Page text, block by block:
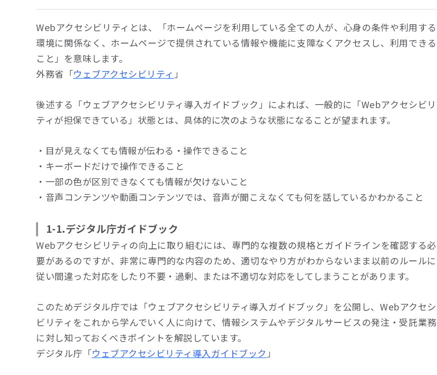
Webアクセシビリティとは、「ホームページを利用している全ての人が、心身の条件や利用する
環境に関係なく、ホームページで提供されている情報や機能に支障なくアクセスし、利用できる
こと」を意味します。
外務省「ウェブアクセシビリティ 」
後述する「ウェブアクセシビリティ導入ガイドブック」によれば、一般的に「Webアクセシビリ
ティが担保できている」状態とは、具体的に次のような状態になることが望まれます。
・目が見えなくても情報が伝わる・操作できること
・キーボードだけで操作できること
・一部の色が区別できなくても情報が欠けないこと
・音声コンテンツや動画コンテンツでは、音声が聞こえなくても何を話しているかわかること
1-1.デジタル庁ガイドブック
Webアクセシビリティの向上に取り組むには、専門的な複数の規格とガイドラインを確認する必
要があるのですが、非常に専門的な内容のため、適切なやり方がわからないまま以前のルールに
従い間違った対応をしたり不要・過剰、または不適切な対応をしてしまうことがあります。
このためデジタル庁では「ウェブアクセシビリティ導入ガイドブック」を公開し、Webアクセシ
ビリティをこれから学んでいく人に向けて、情報システムやデジタルサービスの発注・受託業務
に対し知っておくべきポイントを解説しています。
デジタル庁「ウェブアクセシビリティ導入ガイドブック 」